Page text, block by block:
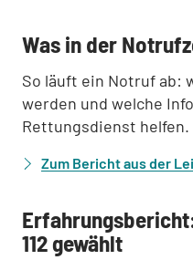
:
Was in der
So läuft ein Notruf ab:
werden und welche
Rettungsdienst helfen.
Zum Bericht aus der
:
112 gewählt